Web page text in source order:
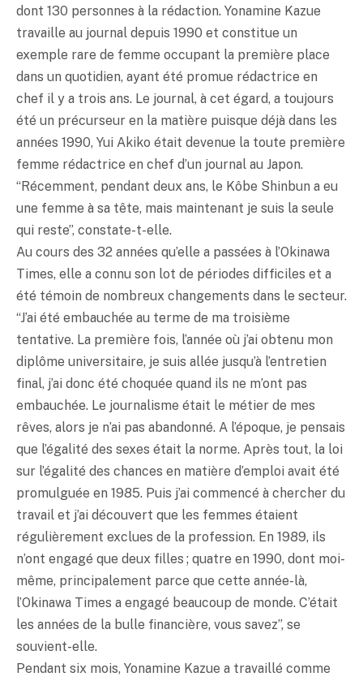
dont 130 personnes à la rédaction. Yonamine Kazue
travaille au journal depuis 1990 et constitue un
exemple rare de femme occupant la première place
dans un quotidien, ayant été promue rédactrice en
chef il y a trois ans. Le journal, à cet égard, a toujours
été un précurseur en la matière puisque déjà dans les
années 1990, Yui Akiko était devenue la toute première
femme rédactrice en chef d’un journal au Japon.
“Récemment, pendant deux ans, le Kôbe Shinbun a eu
une femme à sa tête, mais maintenant je suis la seule
qui reste”, constate-t-elle.
Au cours des 32 années qu’elle a passées à l’Okinawa
Times, elle a connu son lot de périodes difficiles et a
été témoin de nombreux changements dans le secteur.
“J’ai été embauchée au terme de ma troisième
tentative. La première fois, l’année où j’ai obtenu mon
diplôme universitaire, je suis allée jusqu’à l’entretien
final, j’ai donc été choquée quand ils ne m’ont pas
embauchée. Le journalisme était le métier de mes
rêves, alors je n’ai pas abandonné. A l’époque, je pensais
que l’égalité des sexes était la norme. Après tout, la loi
sur l’égalité des chances en matière d’emploi avait été
promulguée en 1985. Puis j’ai commencé à chercher du
travail et j’ai découvert que les femmes étaient
régulièrement exclues de la profession. En 1989, ils
n’ont engagé que deux filles ; quatre en 1990, dont moi-
même, principalement parce que cette année-là,
l’Okinawa Times a engagé beaucoup de monde. C’était
les années de la bulle financière, vous savez”, se
souvient-elle.
Pendant six mois, Yonamine Kazue a travaillé comme